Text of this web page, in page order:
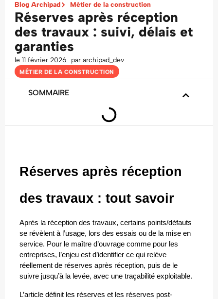
Blog Archipad Métier de la construction
Réserves après réception
des travaux : suivi, délais et
garanties
le 11 février 2026 par archipad_dev
MÉTIER DE LA CONSTRUCTION
SOMMAIRE
Réserves après réception
des travaux : tout savoir
Après la réception des travaux, certains points/défauts
se révèlent à l’usage, lors des essais ou de la mise en
service. Pour le maître d’ouvrage comme pour les
entreprises, l’enjeu est d’identifier ce qui relève
réellement de réserves après réception, puis de le
suivre jusqu’à la levée, avec une traçabilité exploitable.
L’article définit les réserves et les réserves post-